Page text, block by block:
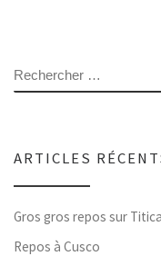
RECHERCHER
ARTICLES
Gros gros repos sur
Repos à Cusco